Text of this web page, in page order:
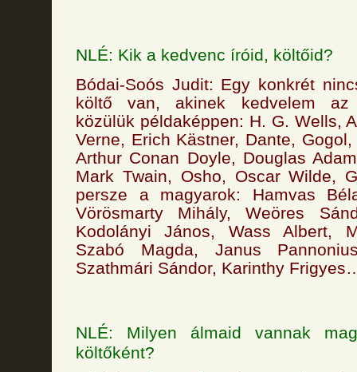
NLÉ: Kik a kedvenc íróid, költőid?
Bódai-Soós Judit: Egy konkrét
költő van, akinek kedvelem az
közülük példaképpen: H. G. Wells,
Verne, Erich Kästner, Dante,
Arthur Conan Doyle, Douglas
Mark Twain, Osho, Oscar Wilde,
persze a magyarok: Hamvas
Vörösmarty Mihály, Weöres
Kodolányi János, Wass Albert,
Szabó Magda, Janus
Szathmári Sándor, Karinthy
NLÉ: Milyen álmaid vannak
költőként?